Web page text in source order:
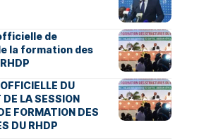
de
la formation des
DU
LA SESSION
FORMATION DES
DU RHDP